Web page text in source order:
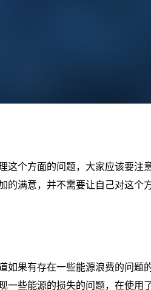
个方面的问题，大家应该要注
满意，并不需要让自己对这个
果有存在一些能源浪费的问题
些能源的损失的问题，在使用